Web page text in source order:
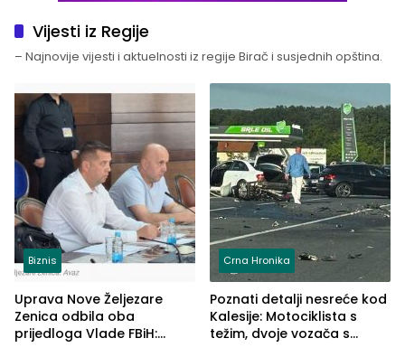
Vijesti iz Regije
– Najnovije vijesti i aktuelnosti iz regije Birač i susjednih opština.
Biznis
Uprava Nove Željezare
Zenica odbila oba
prijedloga Vlade FBiH:
Crna Hronika
Poznati detalji nesreće kod
Kalesije: Motociklista s
težim, dvoje vozača s